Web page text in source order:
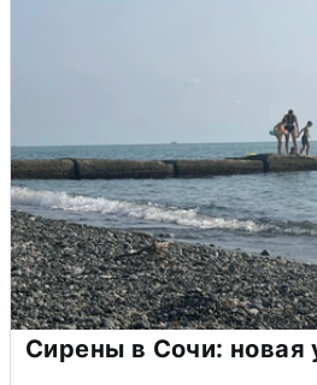
Сирены в Сочи: новая